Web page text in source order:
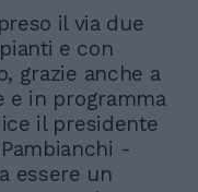
il via due
e con
grazie anche a
e in programma
il presidente
-
essere un